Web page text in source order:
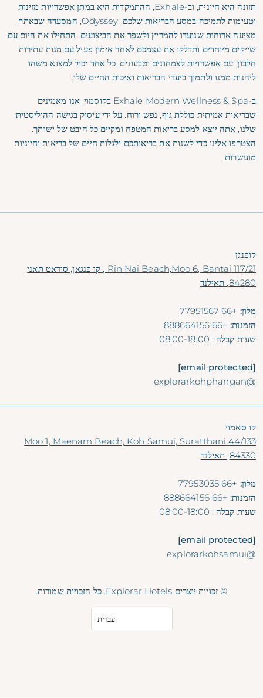
תזונה היא חיונית, וב-Exhale, ההתמקדות היא במתן אפשרויות מזינות
וטעימות לתמיכה במסע הבריאות שלכם. Odyssey, המסעדה שבאתר,
מציעה ארוחות שנועדו להמריץ ולשפר את הביצועים. התחילו את היום עם
שייקים מיוחדים ותדלקו את עצמכם לאחר אימון פעיל עם מנות עתירות
חלבון. עם אפשרויות לצמחונים וטבעונים, כל אחד יכול למצוא משהו
ליהנות ממנו ולתמוך ביעדי הבריאות ואיכות החיים שלו.
ב-Exhale Modern Wellness & Spa בקוסמוי, אנו מאמינים
שבריאות אמיתית כוללת גוף, נפש ורוח. על ידי עיסוק בגישה ההוליסטית
שלנו, אתה יוצא למסע בריאות המטפח ומקיים כל היבט של ישותך.
הצטרפו אלינו כדי לשנות את בריאותכם ולגלות חיים של בריאות וחיוניות
מועשרות.
קופנגן
117/21 Rin Nai Beach,Moo 6, Bantai , קו פנגאן, סוראט תאני
84280, תאילנד
מלון: +66 77951567
הזמנות: +66 888664156
שעות קבלה: 08:00-18:00
[email protected]
@explorarkohphangan
קו סאמוי
44/133 Moo 1, Maenam Beach, Koh Samui, Suratthani
84330, תאילנד
מלון: +66 77953035
הזמנות: +66 888664156
שעות קבלה: 08:00-18:00
[email protected]
@explorarkohsamui
© זכויות יוצרים Explorar Hotels. כל הזכויות שמורות.
עברית